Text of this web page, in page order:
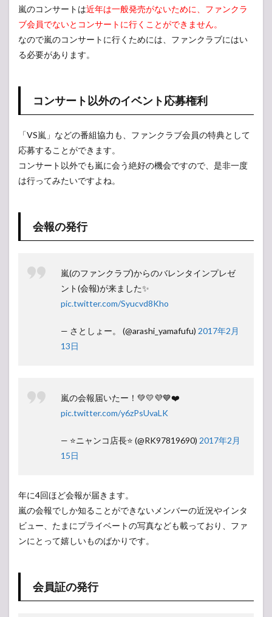
他の
嬉し
い特
数々
ファ
の年
会費
や注
意点
は？
嵐のコンサートは近年は一般発売がないために、ファンクラ
ブ会員でないとコンサートに行くことができません。
なので嵐のコンサートに行くためには、ファンクラブにはい
る必要があります。
コンサート以外のイベント応募権利
「VS嵐」などの番組協力も、ファンクラブ会員の特典として
応募することができます。
コンサート以外でも嵐に会う絶好の機会ですので、是非一度
は行ってみたいですよね。
会報の発行
嵐(のファンクラブ)からのバレンタインプレゼ
ント(会報)が来ました✨
pic.twitter.com/Syucvd8Kho
— さとしょー。 (@arashi_yamafufu) 2017年2月
13日
嵐の会報届いたー！💚💛💜💙❤️
pic.twitter.com/y6zPsUvaLK
— ⭐️ニャンコ店長⭐️ (@RK97819690) 2017年2月
15日
年に4回ほど会報が届きます。
嵐の会報でしか知ることができないメンバーの近況やインタ
ビュー、たまにプライベートの写真なども載っており、ファ
ンにとって嬉しいものばかりです。
会員証の発行